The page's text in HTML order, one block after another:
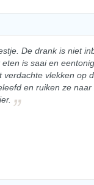
De drank is niet
is saai en
vlekken op
en ruiken ze naar